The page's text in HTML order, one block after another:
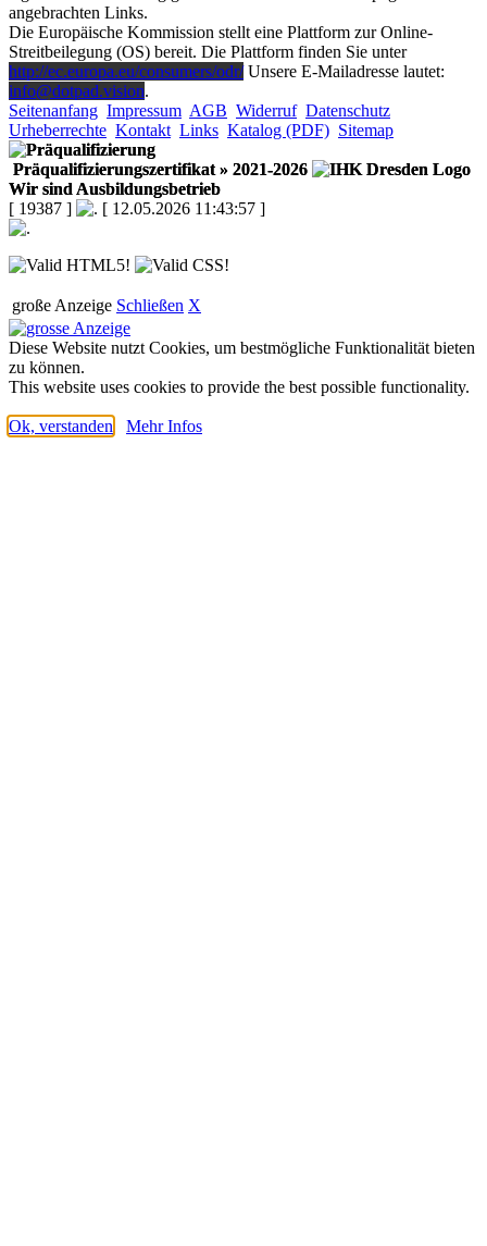
angebrachten Links.
Die Europäische Kommission stellt eine Plattform zur Online-
Streitbeilegung (OS) bereit. Die Plattform finden Sie unter
http://ec.europa.eu/consumers/odr/Unsere E-Mailadresse lautet:
info@dotpad.vision.
Seitenanfang Impressum AGB Widerruf Datenschutz
Urheberrechte Kontakt Links Katalog (PDF) Sitemap
Präqualifizierungszertifikat » 2021-2026
Wir sind Ausbildungsbetrieb
[ 19387 ]
[ 12.05.2026 11:43:57 ]
große Anzeige Schließen X
Diese Website nutzt Cookies, um bestmögliche Funktionalität bieten
zu können.
This website uses cookies to provide the best possible functionality.
Ok, verstanden Mehr Infos